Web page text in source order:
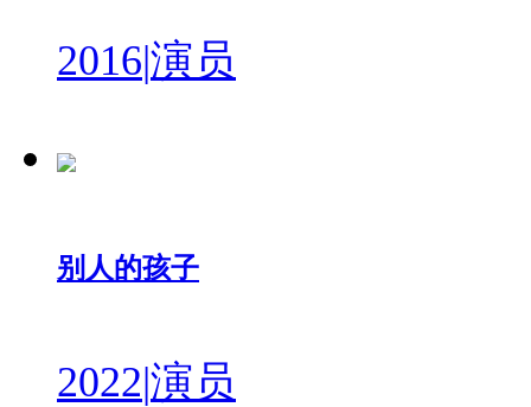
2016|演员
别人的孩子
2022|演员